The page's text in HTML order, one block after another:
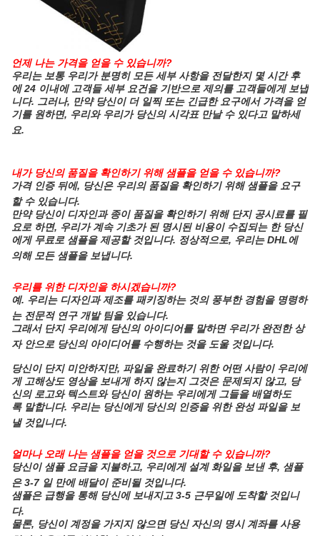
언제 나는 가격을 얻을 수 있습니까?
우리는 보통 우리가 분명히 모든 세부 사항을 전달한지 몇 시간 후
에 24 이내에 고객들 세부 요건을 기반으로 제의를 고객들에게 보냅
니다. 그러나, 만약 당신이 더 일찍 또는 긴급한 요구에서 가격을 얻
기를 원하면, 우리와 우리가 당신의 시각표 만날 수 있다고 말하세
요.
내가 당신의 품질을 확인하기 위해 샘플을 얻을 수 있습니까?
가격 인증 뒤에, 당신은 우리의 품질을 확인하기 위해 샘플을 요구
할 수 있습니다.
만약 당신이 디자인과 종이 품질을 확인하기 위해 단지 공시료를 필
요로 하면, 우리가 계속 기초가 된 명시된 비용이 수집되는 한 당신
에게 무료로 샘플을 제공할 것입니다. 정상적으로, 우리는 DHL에
의해 모든 샘플을 보냅니다.
우리를 위한 디자인을 하시겠습니까?
예. 우리는 디자인과 제조를 패키징하는 것의 풍부한 경험을 명령하
는 전문적 연구 개발 팀을 있습니다.
그래서 단지 우리에게 당신의 아이디어를 말하면 우리가 완전한 상
자 안으로 당신의 아이디어를 수행하는 것을 도울 것입니다.
당신이 단지 미안하지만, 파일을 완료하기 위한 어떤 사람이 우리에
게 고해상도 영상을 보내게 하지 않는지 그것은 문제되지 않고, 당
신의 로고와 텍스트와 당신이 원하는 우리에게 그들을 배열하도
록 말합니다. 우리는 당신에게 당신의 인증을 위한 완성 파일을 보
낼 것입니다.
얼마나 오래 나는 샘플을 얻을 것으로 기대할 수 있습니까?
당신이 샘플 요금을 지불하고, 우리에게 설계 화일을 보낸 후, 샘플
은 3-7 일 만에 배달이 준비될 것입니다.
샘플은 급행을 통해 당신에 보내지고 3-5 근무일에 도착할 것입니
다.
물론, 당신이 계정을 가지지 않으면 당신 자신의 명시 계좌를 사용